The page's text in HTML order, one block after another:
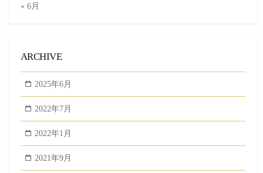
« 6月
ARCHIVE
2025年6月
2022年7月
2022年1月
2021年9月